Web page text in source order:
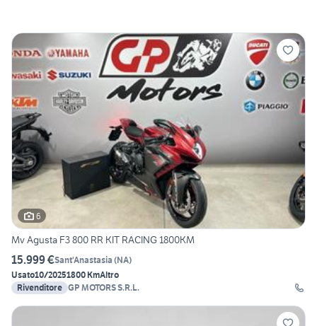
6
Mv Agusta F3 800 RR KIT RACING 1800KM
15.999 €Sant'Anastasia (NA)
Usato10/20251800 KmAltro
Rivenditore GP MOTORS S.R.L.